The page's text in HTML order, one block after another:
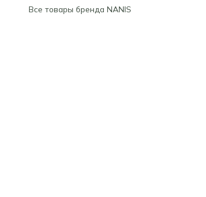
Все товары бренда NANIS